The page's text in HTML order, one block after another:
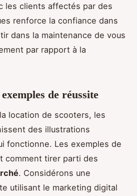
les clients affectés par des
renforce la confiance dans
dans la maintenance de vous
par rapport à la
de réussite
location de scooters, les
des illustrations
fonctionne. Les exemples de
comment tirer parti des
. Considérons une
utilisant le marketing digital